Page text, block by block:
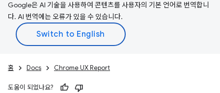
Google은 AI 기술을 사용하여 콘텐츠를 사용자의 기본 언어로 번역합니
다. AI 번역에는 오류가 있을 수 있습니다.
홈 Docs Chrome UX Report
도움이 되었나요?